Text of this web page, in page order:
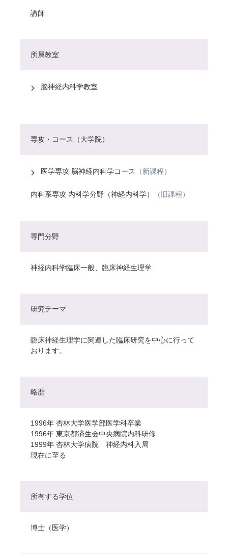
講師
所属教室
脳神経内科学教室
専攻・コース（大学院）
医学専攻 脳神経内科学コース （新課程）
内科系専攻 内科学分野（神経内科学） （旧課程）
専門分野
神経内科学臨床一般、臨床神経生理学
研究テーマ
臨床神経生理学に関連した臨床研究を中心に行って
おります。
略歴
1996年 杏林大学医学部医学科卒業
1996年 東京都済生会中央病院内科研修
1999年 杏林大学病院 神経内科入局
現在に至る
所有する学位
博士（医学）